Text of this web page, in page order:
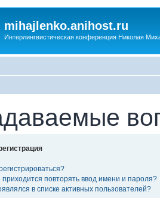
mihajlenko.anihost.ru
Интерлингвистическая конференция Николая
повторять ввод имени и пароля?
в списке активных пользователей?